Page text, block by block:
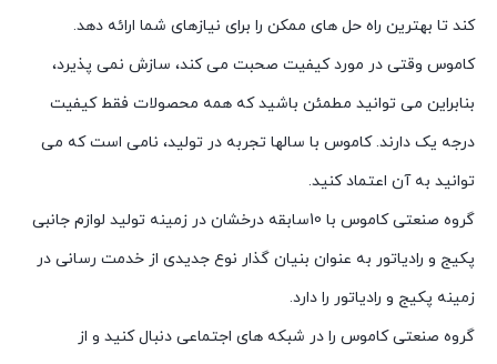
کند تا بهترین راه حل های ممکن را برای نیازهای شما ارائه دهد.
کاموس وقتی در مورد کیفیت صحبت می کند، سازش نمی پذیرد،
بنابراین می توانید مطمئن باشید که همه محصولات فقط کیفیت
درجه یک دارند. کاموس با سالها تجربه در تولید، نامی است که می
توانید به آن اعتماد کنید.
گروه صنعتی کاموس با 10سابقه درخشان در زمینه تولید لوازم جانبی
پکیج و رادیاتور به عنوان بنیان گذار نوع جدیدی از خدمت رسانی در
زمینه پکیج و رادیاتور را دارد.
گروه صنعتی کاموس را در شبکه های اجتماعی دنبال کنید و از